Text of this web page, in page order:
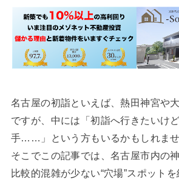
名古屋の初詣といえば、熱田神宮や
ですが、中には「初詣へ行きたいけ
手……」という方もいるかもしれませ
そこでこの記事では、名古屋市内の
比較的混雑が少ない“穴場”スポット